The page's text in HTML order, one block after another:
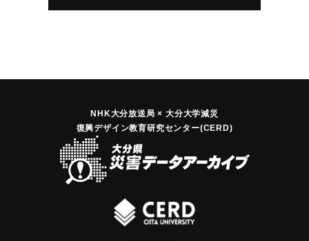
NHK大分放送局 × 大分大学減災
復興デザイン教育研究センター(CERD)